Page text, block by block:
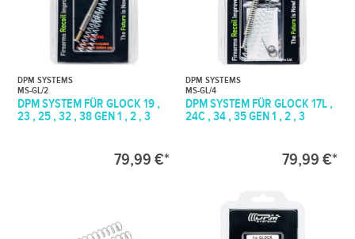
DPM SYSTEMS
MS-GL/2
DPM SYSTEM FÜR GLOCK 19 ,
23 , 25 , 32 , 38 GEN 1 , 2 , 3
79,99 €*
DPM SYSTEMS
MS-GL/4
DPM SYSTEM FÜR GLOCK 17L ,
24C , 34 , 35 GEN 1 , 2 , 3
79,99 €*